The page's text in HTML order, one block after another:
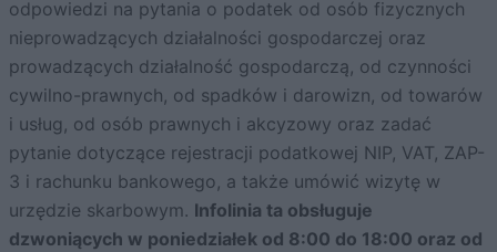
odpowiedzi na pytania o podatek od osób fizycznych
nieprowadzących działalności gospodarczej oraz
prowadzących działalność gospodarczą, od czynności
cywilno-prawnych, od spadków i darowizn, od towarów
i usług, od osób prawnych i akcyzowy oraz zadać
pytanie dotyczące rejestracji podatkowej NIP, VAT, ZAP-
3 i rachunku bankowego, a także umówić wizytę w
urzędzie skarbowym. Infolinia ta obsługuje
dzwoniących w poniedziałek od 8:00 do 18:00 oraz od